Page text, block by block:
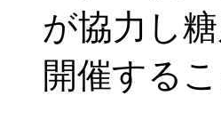
が協力し
開催する